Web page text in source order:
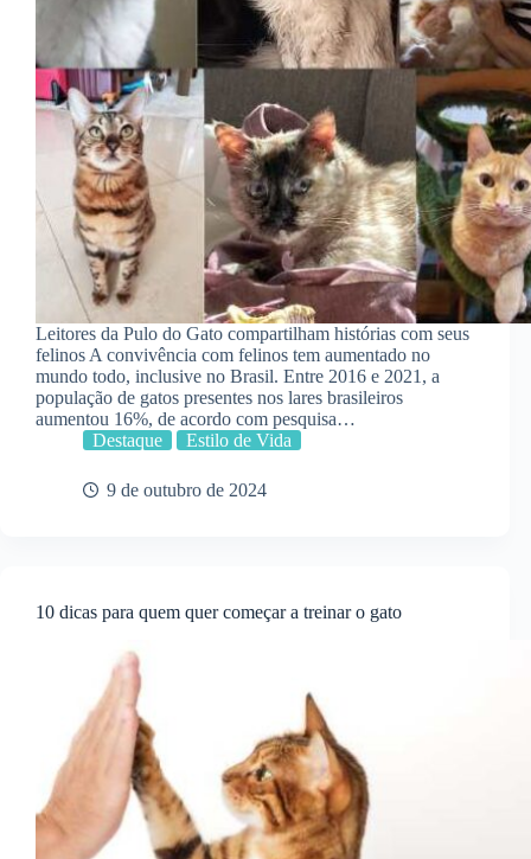
Leitores da Pulo do Gato compartilham histórias com seus
felinos A convivência com felinos tem aumentado no
mundo todo, inclusive no Brasil. Entre 2016 e 2021, a
população de gatos presentes nos lares brasileiros
aumentou 16%, de acordo com pesquisa…
Destaque
Estilo de Vida
9 de outubro de 2024
10 dicas para quem quer começar a treinar o gato